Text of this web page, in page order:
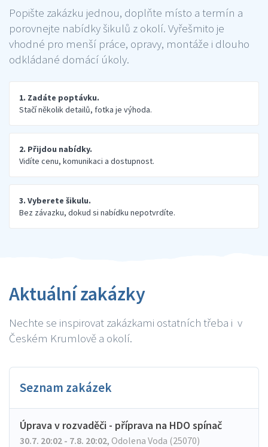
Popište zakázku jednou, doplňte místo a termín a
porovnejte nabídky šikulů z okolí. Vyřešmito je
vhodné pro menší práce, opravy, montáže i dlouho
odkládané domácí úkoly.
1. Zadáte poptávku.
Stačí několik detailů, fotka je výhoda.
2. Přijdou nabídky.
Vidíte cenu, komunikaci a dostupnost.
3. Vyberete šikulu.
Bez závazku, dokud si nabídku nepotvrdíte.
Aktuální zakázky
Nechte se inspirovat zakázkami ostatních třeba i v
Českém Krumlově a okolí.
Seznam zakázek
Úprava v rozvaděči - příprava na HDO spínač
30.7. 20:02 - 7.8. 20:02, Odolena Voda (25070)